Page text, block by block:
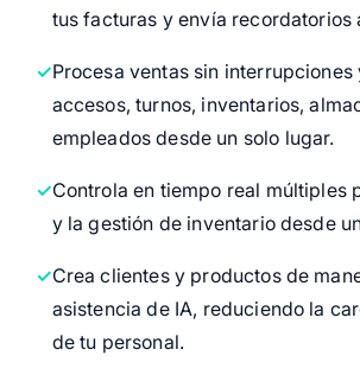
tus facturas y envía recordatorios
Procesa ventas sin interrupciones
accesos, turnos, inventarios,
empleados desde un solo lugar.
Controla en tiempo real múltiples
y la gestión de inventario desde
Crea clientes y productos de
asistencia de IA, reduciendo la
de tu personal.